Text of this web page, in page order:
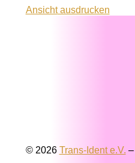
Ansichtausdrucken
© 2026 Trans-Ident e.V. –